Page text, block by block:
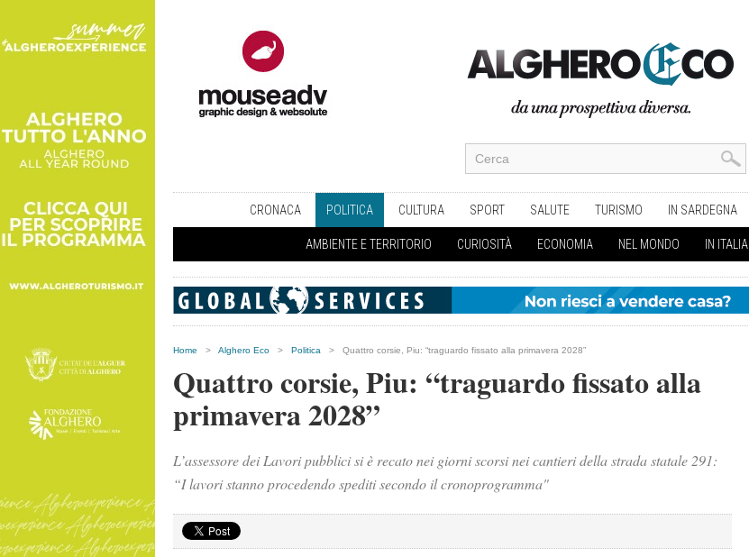
CRONACA POLITICA CULTURA SPORT SALUTE TURISMO IN SARDEGNA
AMBIENTE E TERRITORIO CURIOSITÀ ECONOMIA NEL MONDO IN ITALIA
Home > Alghero Eco > Politica > Quattro corsie, Piu: “traguardo fissato alla primavera 2028”
Quattro corsie, Piu: “traguardo fissato alla
primavera 2028”
L’assessore dei Lavori pubblici si è recato nei giorni scorsi nei cantieri della strada statale 291:
“I lavori stanno procedendo spediti secondo il cronoprogramma"